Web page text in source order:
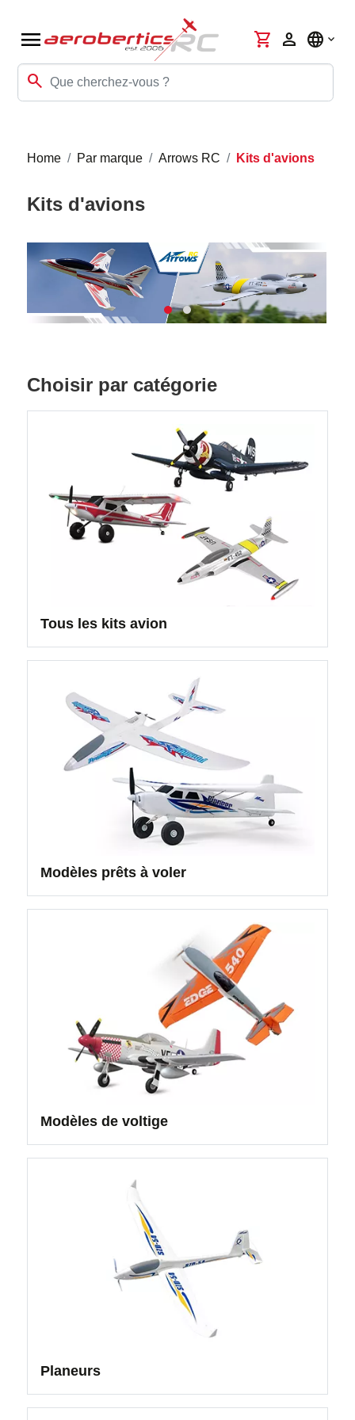
menu
search
shopping_cart person language
Home Par marque Arrows RC Kits d'avions
Kits d'avions
Choisir par catégorie
Tous les kits avion
Modèles prêts à voler
Modèles de voltige
Planeurs